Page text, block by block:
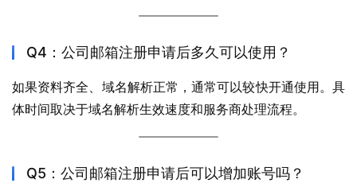
Q4：公司邮箱注册申请后多久可以使用？
如果资料齐全、域名解析正常，通常可以较快开通使用。具
体时间取决于域名解析生效速度和服务商处理流程。
Q5：公司邮箱注册申请后可以增加账号吗？